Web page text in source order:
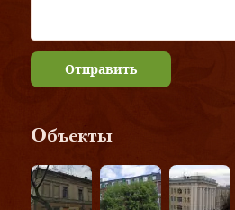
Отправить
Объекты